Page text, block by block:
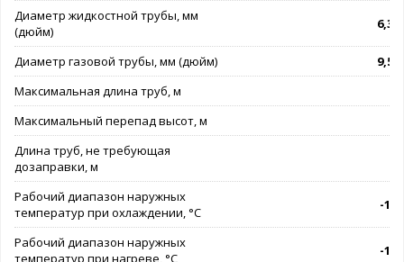
Диаметр жидкостной трубы, мм
(дюйм)
6,35
Диаметр газовой трубы, мм (дюйм)
9,52
Максимальная длина труб, м
Максимальный перепад высот, м
Длина труб, не требующая
дозаправки, м
Рабочий диапазон наружных
температур при охлаждении, °C
-
Рабочий диапазон наружных
температур при нагреве, °C
-